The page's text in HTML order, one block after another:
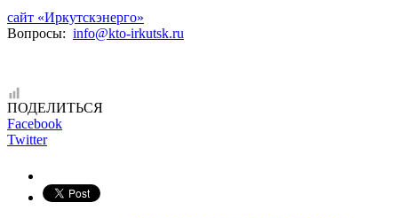
сайт «Иркутскэнерго»
Вопросы: info@kto-irkutsk.ru
ПОДЕЛИТЬСЯ
Facebook
Twitter